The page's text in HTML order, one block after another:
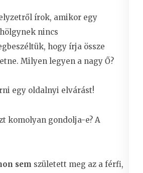
írok, amikor egy
nincs
hogy írja össze
Milyen legyen a nagy Ő?
egy oldalnyi elvárást!
komolyan gondolja-e? A
sem született meg az a férfi,